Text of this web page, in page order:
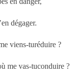
dégager.
viens-turéduire ?
me vas-tuconduire ?